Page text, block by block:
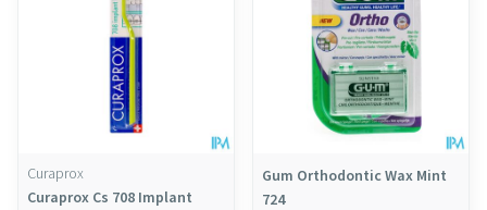
Curaprox
Curaprox Cs 708 Implant
Gum Orthodontic Wax Mint
724